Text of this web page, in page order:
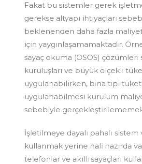
Fakat bu sistemler gerek
gerekse altyapı ihtiyaçları
beklenenden daha fazla
için yaygınlaşamamaktadır.
sayaç okuma (OSOS) çözümleri
kuruluşları ve büyük ölçekli
uygulanabilirken, bina tipi
uygulanabilmesi kurulum
sebebiyle
İşletilmeye dayalı pahalı sistem
kullanmak yerine hali hazırda
telefonlar ve akıllı sayaçları